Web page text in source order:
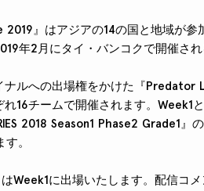
2019』はアジアの14の国と地域が
年2月にタイ・バンコクで開催さ
ナルへの出場権をかけた『Predator
16チームで開催されます。Week1
2018 Season1 Phase2 Grade1
。
はWeek1に出場いたします。配信